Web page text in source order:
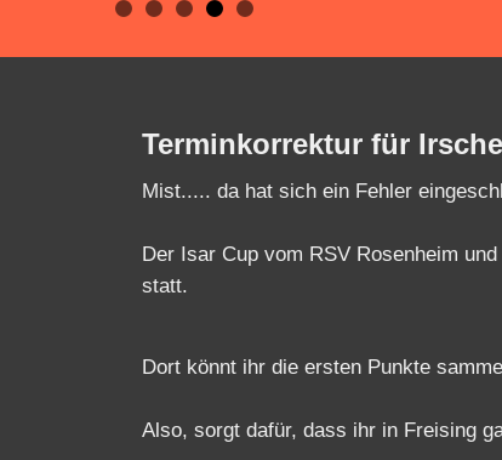
Terminkorrektur für
Der Isar Cup vom RSV Rosenheim
statt.
Dort könnt ihr die ersten Punkte
viele mitmachen. Bei den Stationen